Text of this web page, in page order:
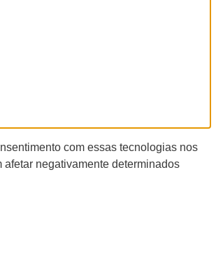
com essas tecnologias nos
negativamente determinados